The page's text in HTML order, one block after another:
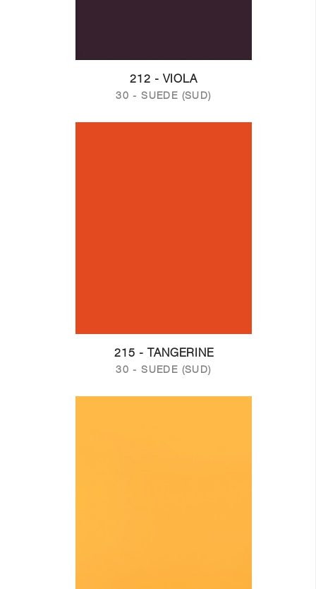
212 - VIOLA
30 - SUEDE (SUD)
215 - TANGERINE
30 - SUEDE (SUD)